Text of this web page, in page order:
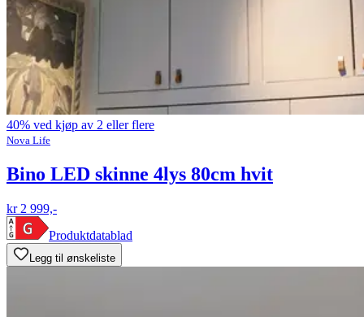
40% ved kjøp av 2 eller flere
Nova Life
Bino LED skinne 4lys 80cm hvit
kr 2 999,-
Produktdatablad
Legg til ønskeliste